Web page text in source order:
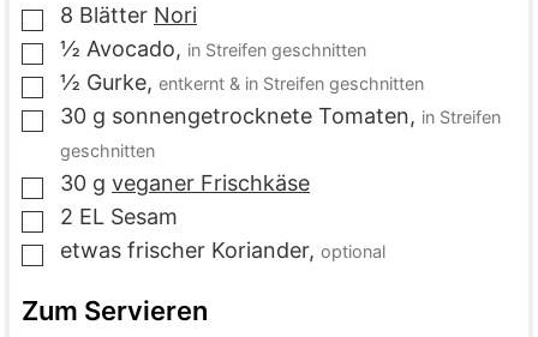
▢
8 Blätter Nori
▢
½ Avocado, in Streifen geschnitten
▢
½ Gurke, entkernt & in Streifen geschnitten
▢
30 g sonnengetrocknete Tomaten, in Streifen
geschnitten
▢
30 g veganer Frischkäse
▢
2 EL Sesam
▢
etwas frischer Koriander, optional
Zum Servieren